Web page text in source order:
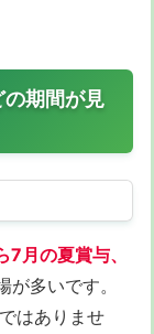
期間が見
7月の夏賞与、
多いです。
はありませ